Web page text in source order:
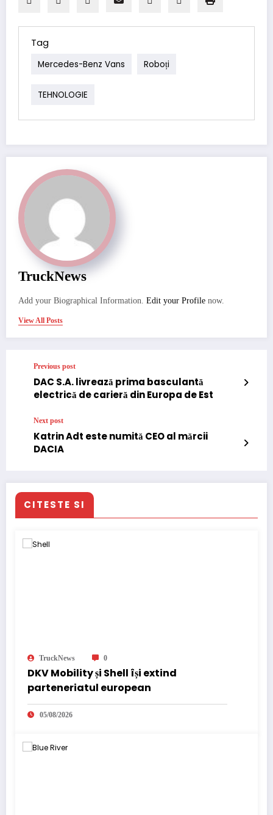
Tag
Mercedes-Benz Vans Roboți
TEHNOLOGIE
TruckNews
Add your Biographical Information. Edit your Profile now.
View All Posts
Previous post
DAC S.A. livrează prima basculantă
electrică de carieră din Europa de Est
Next post
Katrin Adt este numită CEO al mărcii
DACIA
CITESTE SI
TruckNews 0
DKV Mobility și Shell își extind
parteneriatul european
05/08/2026